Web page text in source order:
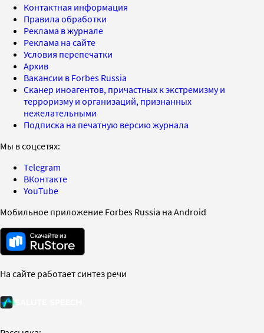
Контактная информация
Правила обработки
Реклама в журнале
Реклама на сайте
Условия перепечатки
Архив
Вакансии в Forbes Russia
Сканер иноагентов, причастных к экстремизму и
терроризму и организаций, признанных
нежелательными
Подписка на печатную версию журнала
Мы в соцсетях:
Telegram
ВКонтакте
YouTube
Мобильное приложение Forbes Russia на Android
На сайте работает синтез речи